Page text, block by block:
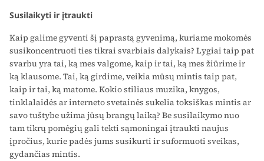
Susilaikyti ir įtraukti
Kaip galime gyventi šį paprastą gyvenimą, kuriame mokomės
susikoncentruoti ties tikrai svarbiais dalykais? Lygiai taip pat
svarbu yra tai, ką mes valgome, kaip ir tai, ką mes žiūrime ir
ką klausome. Tai, ką girdime, veikia mūsų mintis taip pat,
kaip ir tai, ką matome. Kokio stiliaus muzika, knygos,
tinklalaidės ar interneto svetainės sukelia toksiškas mintis ar
savo tuštybe užima jūsų brangų laiką? Be susilaikymo nuo
tam tikrų pomėgių gali tekti sąmoningai įtraukti naujus
įpročius, kurie padės jums susikurti ir suformuoti sveikas,
gydančias mintis.